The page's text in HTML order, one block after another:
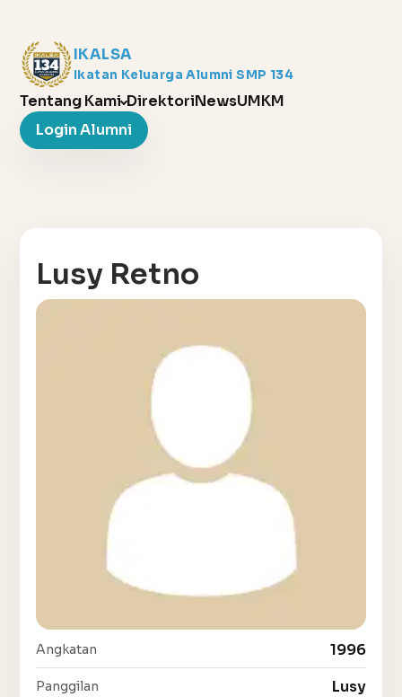
IKALSA
Ikatan Keluarga Alumni SMP 134
Tentang Kami DirektoriNewsUMKM
Login Alumni
Lusy Retno
Angkatan 1996
Panggilan Lusy